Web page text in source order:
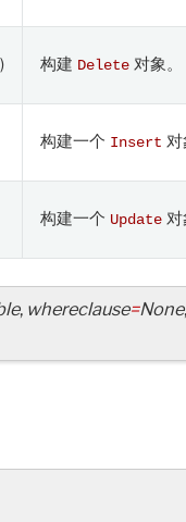
构建 Delete 对象。
构建一个 Insert 对
构建一个 Update 对
, whereclause=None,